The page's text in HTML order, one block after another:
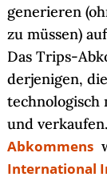
generieren
zu müssen)
Das Trips-
derjenigen,
technologisch
und
Abkommens
International